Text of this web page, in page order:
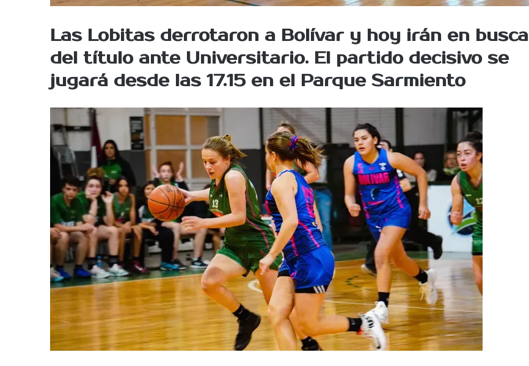
Las Lobitas derrotaron a Bolívar y hoy irán en busca
del título ante Universitario. El partido decisivo se
jugará desde las 17.15 en el Parque Sarmiento